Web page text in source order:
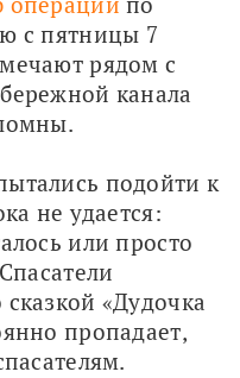
с пятницы 7
рядом с
канала
подойти к
не удается:
или просто
«Дудочка
пропадает,